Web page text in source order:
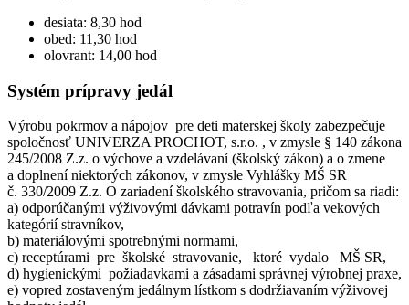
desiata: 8,30 hod
obed: 11,30 hod
olovrant: 14,00 hod
Systém prípravy jedál
Výrobu pokrmov a nápojov pre deti materskej školy zabezpečuje
spoločnosť UNIVERZA PROCHOT, s.r.o. , v zmysle § 140 zákona
245/2008 Z.z. o výchove a vzdelávaní (školský zákon) a o zmene
a doplnení niektorých zákonov, v zmysle Vyhlášky MŠ SR
č. 330/2009 Z.z. O zariadení školského stravovania, pričom sa riadi:
a) odporúčanými výživovými dávkami potravín podľa vekových
kategórií stravníkov,
b) materiálovými spotrebnými normami,
c) receptúrami pre školské stravovanie, ktoré vydalo MŠ SR,
d) hygienickými požiadavkami a zásadami správnej výrobnej praxe,
e) vopred zostaveným jedálnym lístkom s dodržiavaním výživovej